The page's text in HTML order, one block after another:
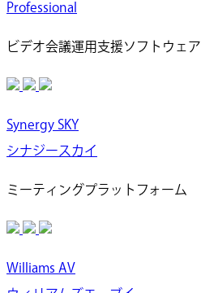
Professional
ビデオ会議運用支援ソフトウェア
Synergy SKY
シナジースカイ
ミーティングプラットフォーム
Williams AV